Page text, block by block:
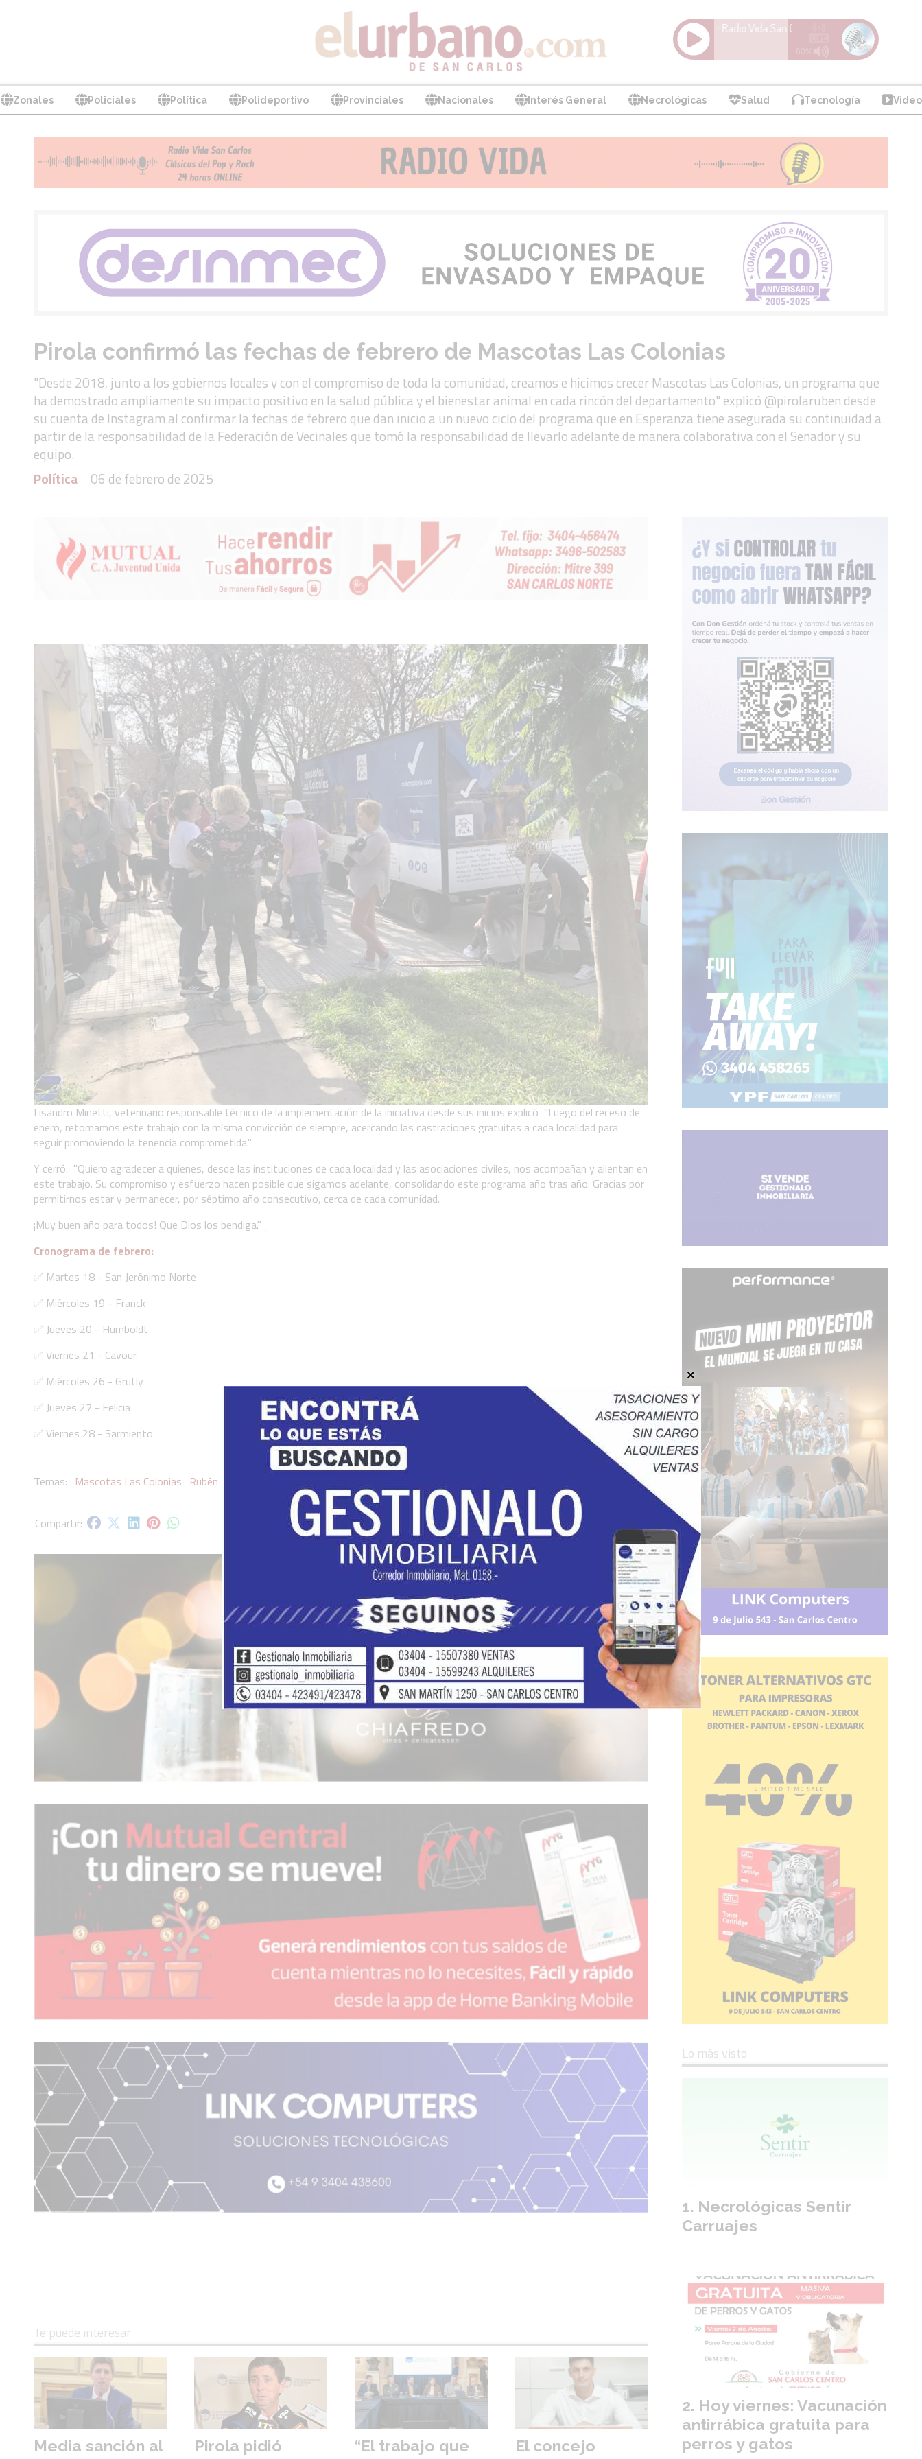
Zonales Policiales Política Polideportivo Provinciales Nacionales Interés General Necrológicas Salud Tecnología
Pirola confirmó las fechas de febrero de Mascotas Las Colonias
"Desde 2018, junto a los gobiernos locales y con el compromiso de toda la comunidad, creamos e hicimos crecer Mascotas Las Colonias, un programa que
ha demostrado ampliamente su impacto positivo en la salud pública y el bienestar animal en cada rincón del departamento" explicó @pirolaruben desde
su cuenta de Instagram al confirmar la fechas de febrero que dan inicio a un nuevo ciclo del programa que en Esperanza tiene asegurada su continuidad a
partir de la responsabilidad de la Federación de Vecinales que tomó la responsabilidad de llevarlo adelante de manera colaborativa con el Senador y su
equipo.
Política
06 de febrero de 2025
Lisandro Minetti, veterinario responsable técnico de la implementación de la iniciativa desde sus inicios explicó "Luego del receso de
enero, retomamos este trabajo con la misma convicción de siempre, acercando las castraciones gratuitas a cada localidad para
seguir promoviendo la tenencia comprometida."
Y cerró: "Quiero agradecer a quienes, desde las instituciones de cada localidad y las asociaciones civiles, nos acompañan y alientan en
este trabajo. Su compromiso y esfuerzo hacen posible que sigamos adelante, consolidando este programa año tras año. Gracias por
permitirnos estar y permanecer, por séptimo año consecutivo, cerca de cada comunidad.
¡Muy buen año para todos! Que Dios los bendiga."_
Cronograma de febrero:
✅ Martes 18 - San Jerónimo Norte
✅ Miércoles 19 - Franck
✅ Jueves 20 - Humboldt
✅ Viernes 21 - Cavour
✅ Miércoles 26 - Grutly
✅ Jueves 27 - Felicia
✅ Viernes 28 - Sarmiento
Mascotas Las Colonias Rubén Pirola
Te puede interesar
Media sanción al
Pirola pidió
“El trabajo que
El concejo
Lo más visto
Necrológicas Sentir
Carruajes
Hoy viernes: Vacunación
antirrábica gratuita para
perros y gatos